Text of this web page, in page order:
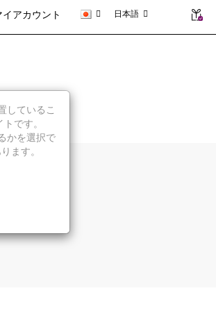
イアカウント 日本語
しているこ
です。
かを選択で
ます。